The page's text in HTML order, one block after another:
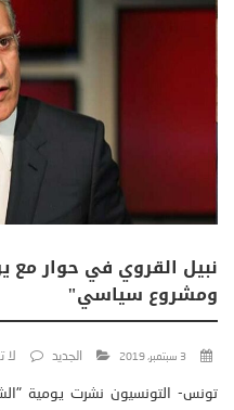
نبيل القروي في حوار
ومشروع سياسي"
3 سبتمبر، 2019 الجديد لا